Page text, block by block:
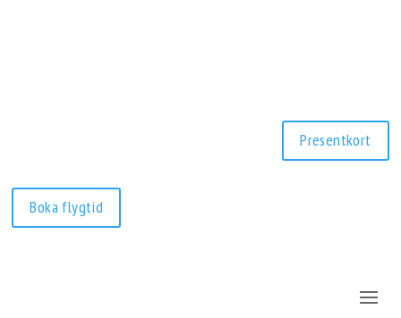
Presentkort
Boka flygtid